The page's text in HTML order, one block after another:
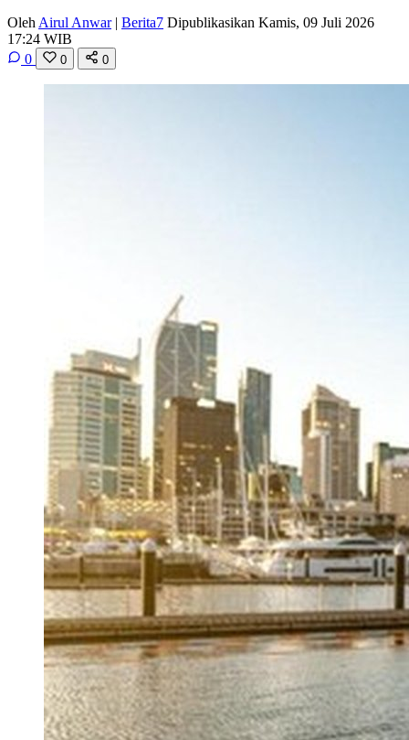
Oleh Airul Anwar | Berita7 Dipublikasikan Kamis, 09 Juli 2026
17:24 WIB
0
0 0